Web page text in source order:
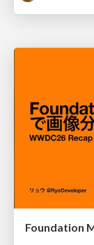
Foundation